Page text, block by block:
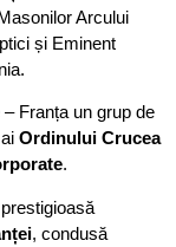
Arcului
și Eminent
Franța un grup de
Ordinului Crucea
.
, condusă